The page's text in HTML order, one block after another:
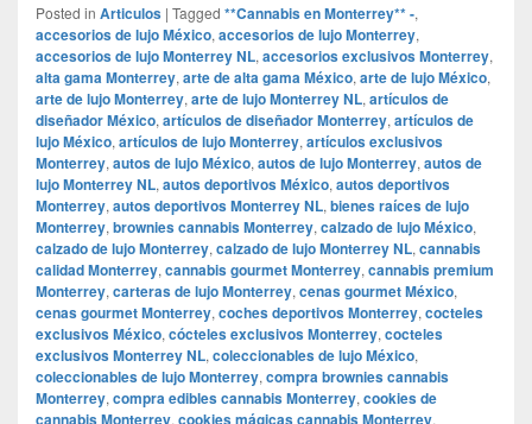
Posted in Articulos | Tagged **Cannabis en Monterrey** -,
accesorios de lujo México, accesorios de lujo Monterrey,
accesorios de lujo Monterrey NL, accesorios exclusivos Monterrey,
alta gama Monterrey, arte de alta gama México, arte de lujo México,
arte de lujo Monterrey, arte de lujo Monterrey NL, artículos de
diseñador México, artículos de diseñador Monterrey, artículos de
lujo México, artículos de lujo Monterrey, artículos exclusivos
Monterrey, autos de lujo México, autos de lujo Monterrey, autos de
lujo Monterrey NL, autos deportivos México, autos deportivos
Monterrey, autos deportivos Monterrey NL, bienes raíces de lujo
Monterrey, brownies cannabis Monterrey, calzado de lujo México,
calzado de lujo Monterrey, calzado de lujo Monterrey NL, cannabis
calidad Monterrey, cannabis gourmet Monterrey, cannabis premium
Monterrey, carteras de lujo Monterrey, cenas gourmet México,
cenas gourmet Monterrey, coches deportivos Monterrey, cocteles
exclusivos México, cócteles exclusivos Monterrey, cocteles
exclusivos Monterrey NL, coleccionables de lujo México,
coleccionables de lujo Monterrey, compra brownies cannabis
Monterrey, compra edibles cannabis Monterrey, cookies de
cannabis Monterrey, cookies mágicas cannabis Monterrey,